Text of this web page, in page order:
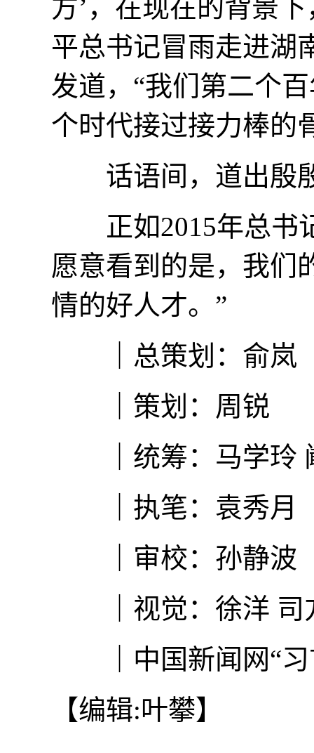
方’，在现在的背景
平总书记冒雨走进湖
发道，“我们第二个
个时代接过接力棒的
话语间，道出殷
正如2015年总书记
愿意看到的是，我们
情的好人才。”
｜总策划：俞岚
｜策划：周锐
｜统筹：马学玲
｜执笔：袁秀月
｜审校：孙静波
｜视觉：徐洋 司
｜中国新闻网“习
【编辑:叶攀】